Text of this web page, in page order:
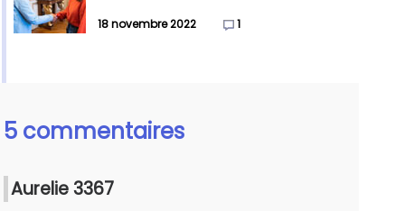
18 novembre 2022 1
5 commentaires
Aurelie 3367